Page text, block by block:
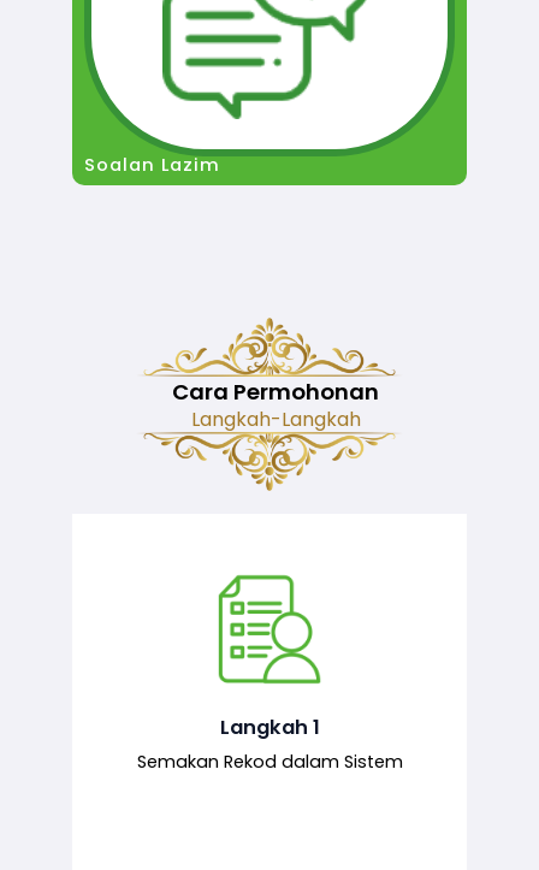
Soalan Lazim
Cara Permohonan
Langkah-Langkah
Langkah 1
Semakan Rekod dalam Sistem
Semakan ke atas sejarah permohonan
yang pernah dibuat oleh pemohon,